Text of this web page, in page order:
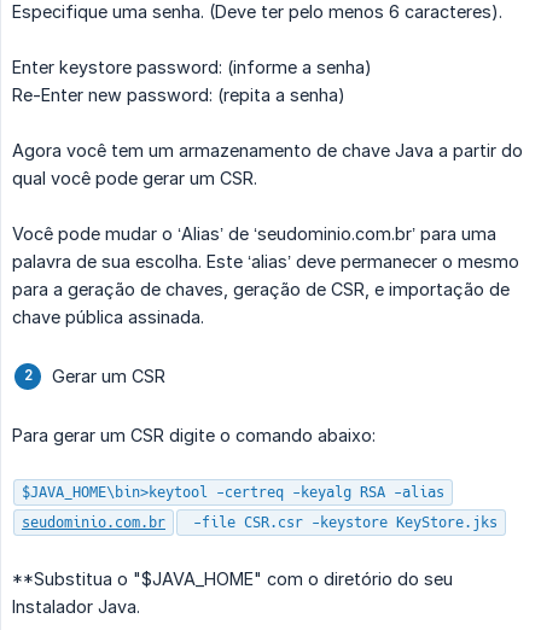
Especifique uma senha. (Deve ter pelo menos 6 caracteres).
Enter keystore password: (informe a senha)
Re-Enter new password: (repita a senha)
Agora você tem um armazenamento de chave Java a partir do
qual você pode gerar um CSR.
Você pode mudar o ‘Alias’ de ‘seudominio.com.br’ para uma
palavra de sua escolha. Este ‘alias’ deve permanecer o mesmo
para a geração de chaves, geração de CSR, e importação de
chave pública assinada.
Gerar um CSR
Para gerar um CSR digite o comando abaixo:
$JAVA_HOME\bin>keytool -certreq -keyalg RSA -alias
seudominio.com.br
-file CSR.csr -keystore KeyStore.jks
**Substitua o "$JAVA_HOME" com o diretório do seu
Instalador Java.